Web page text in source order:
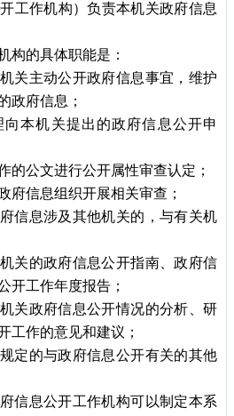
工作机构）负责本机关政府信息
构的具体职能是：
关主动公开政府信息事宜，维护
政府信息；
向本机关提出的政府信息公开申
的公文进行公开属性审查认定；
府信息组织开展相关审查；
信息涉及其他机关的，与有关机
关的政府信息公开指南、政府信
开工作年度报告；
关政府信息公开情况的分析、研
工作的意见和建议；
定的与政府信息公开有关的其他
信息公开工作机构可以制定本系